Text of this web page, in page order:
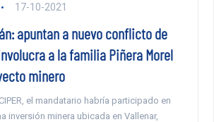
17-10-2021
apuntan a nuevo conflicto de
a la familia Piñera Morel
minero
el mandatario habría participado en
inversión minera ubicada en Vallenar,